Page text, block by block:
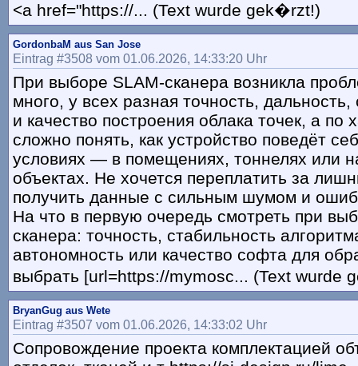
<a href="https://... (Text wurde gek�rzt!)
GordonbaM aus San Jose
Eintrag #3508 vom 01.06.2026, 14:33:20 Uhr
При выборе SLAM-сканера возникла
много, у всех разная точность, дальность,
и качество построения облака точек, а по
сложно понять, как устройство поведёт
условиях — в помещениях, тоннелях или
объектах. Не хочется переплатить за
получить данные с сильным шумом и
На что в первую очередь смотреть при
сканера: точность, стабильность
автономность или качество софта для
выбрать [url=https://mymosc... (Text wurde
BryanGug aus Wete
Eintrag #3507 vom 01.06.2026, 14:33:02 Uhr
Сопровождение проекта комплектацией